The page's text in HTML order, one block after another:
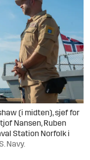
(i midten), sjef for
Nansen, Ruben
Station Norfolk i
Navy.